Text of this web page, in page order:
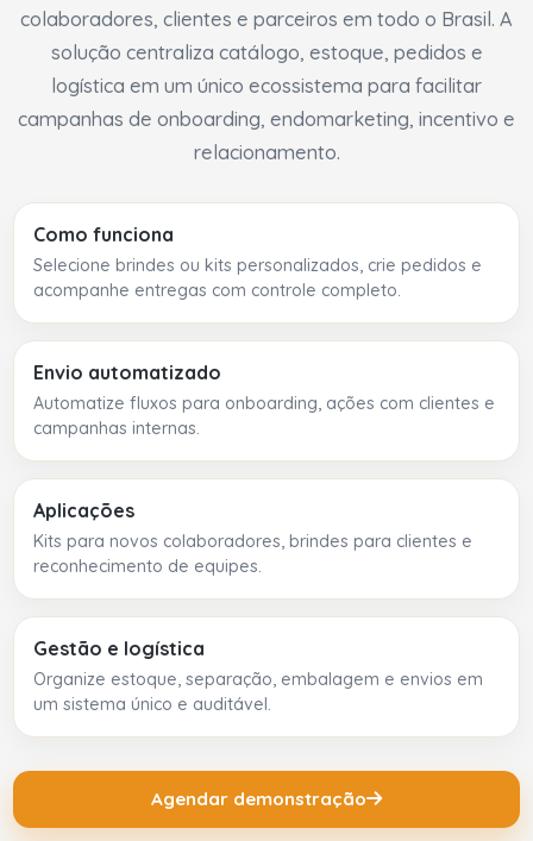
colaboradores, clientes e parceiros em todo o Brasil. A
solução centraliza catálogo, estoque, pedidos e
logística em um único ecossistema para facilitar
campanhas de onboarding, endomarketing, incentivo e
relacionamento.
Como funciona
Selecione brindes ou kits personalizados, crie pedidos e
acompanhe entregas com controle completo.
Envio automatizado
Automatize fluxos para onboarding, ações com clientes e
campanhas internas.
Aplicações
Kits para novos colaboradores, brindes para clientes e
reconhecimento de equipes.
Gestão e logística
Organize estoque, separação, embalagem e envios em
um sistema único e auditável.
Agendar demonstração